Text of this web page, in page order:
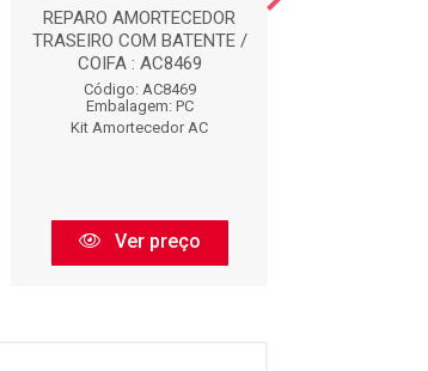
REPARO AMORTECEDOR
TRASEIRO COM BATENTE /
COIFA : AC8469
Código: AC8469
Embalagem: PC
Kit Amortecedor AC
Ver preço